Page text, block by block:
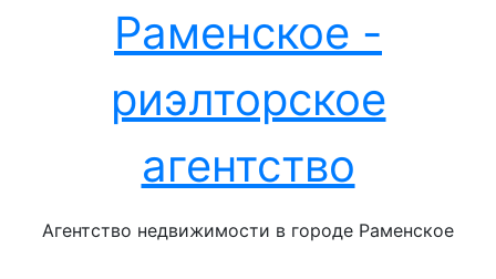
Раменское -
риэлторское
агентство
Агентство недвижимости в городе Раменское